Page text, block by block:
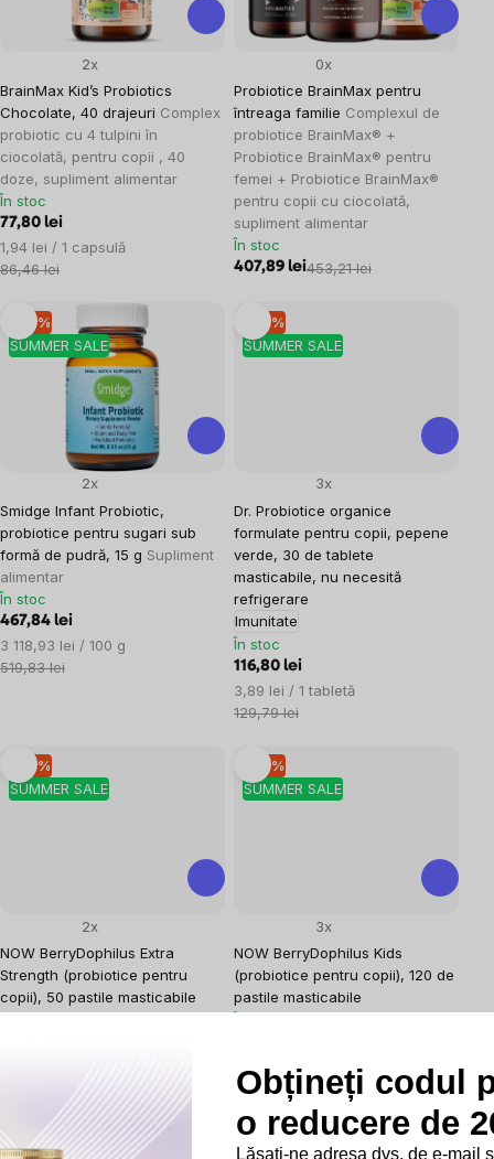
BrainMax Kid’s Probiotics
Chocolate, 40 drajeuri Complex
probiotic cu 4 tulpini în
ciocolată, pentru copii , 40
doze, supliment alimentar
2x
În stoc
77,80 lei
Evaluare
preţ:
1,94 lei / 1 capsulă
86,46 lei
Probiotice BrainMax pentru
întreaga familie Complexul de
probiotice BrainMax® +
Probiotice BrainMax® pentru
femei + Probiotice BrainMax®
pentru copii cu ciocolată,
supliment alimentar
0x
În stoc
407,89 lei453,21 lei
SUMMER SALE
–10 %
Smidge Infant Probiotic,
probiotice pentru sugari sub
formă de pudră, 15 g Supliment
alimentar
2x
În stoc
467,84 lei
Evaluare
preţ:
3 118,93 lei / 100 g
519,83 lei
SUMMER SALE
–10 %
Dr. Probiotice organice
formulate pentru copii, pepene
verde, 30 de tablete
masticabile, nu necesită
refrigerare
Imunitate
3x
În stoc
116,80 lei
Evaluare
preţ:
3,89 lei / 1 tabletă
129,79 lei
SUMMER SALE
–10 %
NOW BerryDophilus Extra
Strength (probiotice pentru
copii), 50 pastile masticabile
2x
SUMMER SALE
–10 %
NOW BerryDophilus Kids
(probiotice pentru copii), 120 de
pastile masticabile
3x
preţ:
0,84 lei / 1 cm2
112,46 lei
–10 % –10 %
Obțineți codul
o reducere de
Lăsați-ne adresa dvs. de e-mail